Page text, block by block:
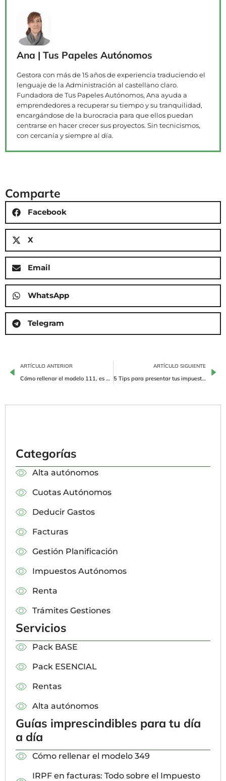
Ana | Tus Papeles Autónomos
Gestora con más de 15 años de experiencia traduciendo el
lenguaje de la Administración al castellano claro.
Fundadora de Tus Papeles Autónomos, Ana ayuda a
emprendedores a recuperar su tiempo y su tranquilidad,
encargándose de la burocracia para que ellos puedan
centrarse en hacer crecer sus proyectos. Sin tecnicismos,
con cercanía y siempre al día.
Comparte
Facebook
X
Email
WhatsApp
Telegram
ARTÍCULO ANTERIOR
Cómo rellenar el modelo 111, es más fácil de lo que te crees
ARTÍCULO SIGUIENTE
5 Tips para presentar tus impuestos trimestrales sin morir en el intento
Categorías
Alta autónomos
Cuotas Autónomos
Deducir Gastos
Facturas
Gestión Planificación
Impuestos Autónomos
Renta
Trámites Gestiones
Servicios
Pack BASE
Pack ESENCIAL
Rentas
Alta autónomos
Guías imprescindibles para tu día
a día
Cómo rellenar el modelo 349
IRPF en facturas: Todo sobre el Impuesto